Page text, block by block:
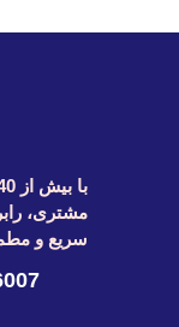
مشتری،
سریع و